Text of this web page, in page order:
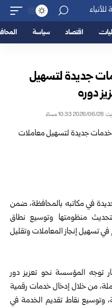
اقتصاد سياسة
جديدة لتسهيل
دوره
مساءً
في مكاتبه بالمحافظة، ضمن
منظومتها وتوسيع نطاق
في تسهيل إنجاز المعاملات وتقليل
توجه المؤسسة نحو تعزيز دور
من خلال إدخال خدمات رقمية
وتوسيع نقاط تقديم الخدمة في